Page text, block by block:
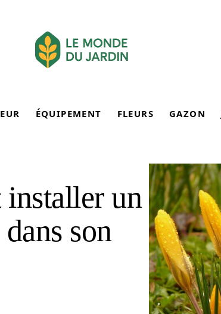
ÉQUIPEMENT FLEURS GAZON
installer un
son